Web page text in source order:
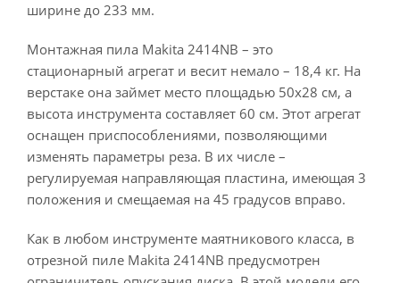
ширине до 233 мм.
Монтажная пила Makita 2414NB – это
стационарный агрегат и весит немало – 18,4 кг. На
верстаке она займет место площадью 50х28 см, а
высота инструмента составляет 60 см. Этот агрегат
оснащен приспособлениями, позволяющими
изменять параметры реза. В их числе –
регулируемая направляющая пластина, имеющая 3
положения и смещаемая на 45 градусов вправо.
Как в любом инструменте маятникового класса, в
отрезной пиле Makita 2414NB предусмотрен